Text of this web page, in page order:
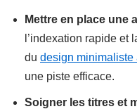
Mettre en place une
l’indexation rapide
du design
une piste efficace.
Soigner les titres et